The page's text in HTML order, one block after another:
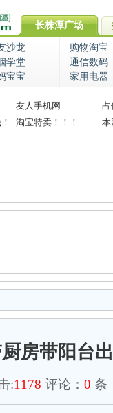
长株潭广场
沙龙
购物淘宝
学堂
通信数码
宝宝 家用电器
友人手机网
占
淘宝特卖！！！ 本
房带阳台
:1178 评论： 0 条